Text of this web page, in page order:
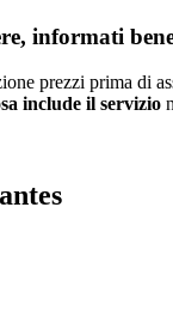
informati
prezzi prima di
include il servizio